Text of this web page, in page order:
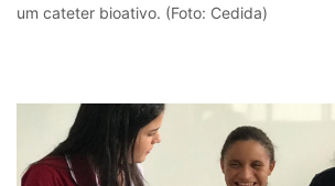
um cateter bioativo. (Foto: Cedida)